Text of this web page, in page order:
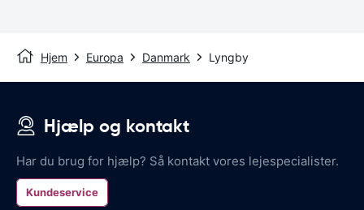
Hjem Europa Danmark Lyngby
Hjælp og kontakt
Har du brug for hjælp? Så kontakt vores lejespecialister.
Kundeservice